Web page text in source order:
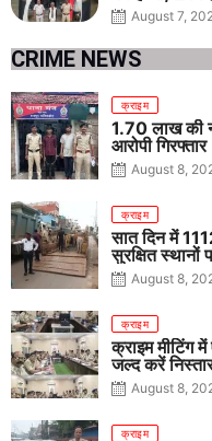
August 7,
CRIME NEWS
क्राइम
1.70 लाख की
आरोपी गिरफ्तार
August 8,
क्राइम
सात दिन में
सुरक्षित स्थानों
August 8,
क्राइम
क्राइम मीटिंग
जल्द करें
August 8,
क्राइम